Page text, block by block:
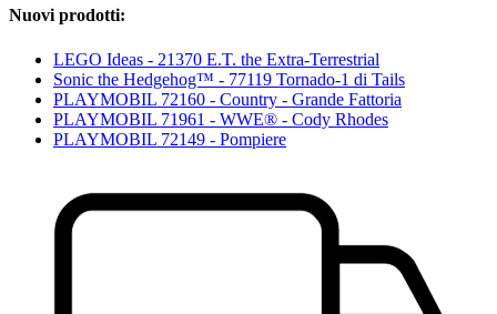
Nuovi prodotti:
LEGO Ideas - 21370 E.T. the Extra-Terrestrial
Sonic the Hedgehog™ - 77119 Tornado-1 di Tails
PLAYMOBIL 72160 - Country - Grande Fattoria
PLAYMOBIL 71961 - WWE® - Cody Rhodes
PLAYMOBIL 72149 - Pompiere